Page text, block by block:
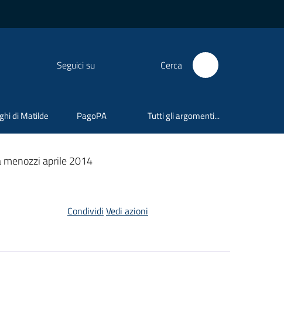
Seguici su Cerca
di Matilde PagoPA Tutti gli argomenti...
menozzi aprile 2014
Condividi Vedi azioni